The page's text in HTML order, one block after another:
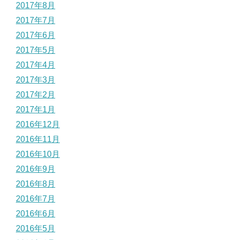
2017年8月
2017年7月
2017年6月
2017年5月
2017年4月
2017年3月
2017年2月
2017年1月
2016年12月
2016年11月
2016年10月
2016年9月
2016年8月
2016年7月
2016年6月
2016年5月